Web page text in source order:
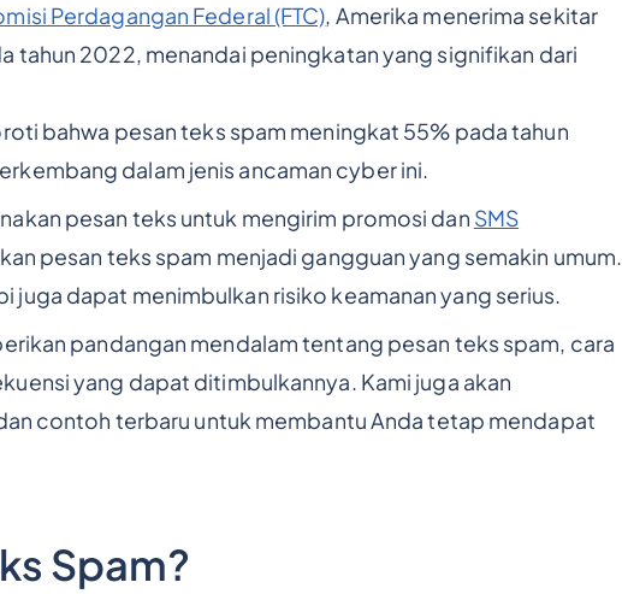
Perdagangan Federal (FTC), Amerika menerima sekitar
tahun 2022, menandai peningkatan yang signifikan dari
bahwa pesan teks spam meningkat 55% pada tahun
dalam jenis ancaman cyber ini.
pesan teks untuk mengirim promosi dan SMS
pesan teks spam menjadi gangguan yang semakin umum.
juga dapat menimbulkan risiko keamanan yang serius.
pandangan mendalam tentang pesan teks spam, cara
yang dapat ditimbulkannya. Kami juga akan
contoh terbaru untuk membantu Anda tetap mendapat
Spam?